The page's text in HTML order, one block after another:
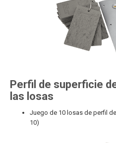
Perfil de superficie
las losas
Juego de 10 losas de perfil
10)